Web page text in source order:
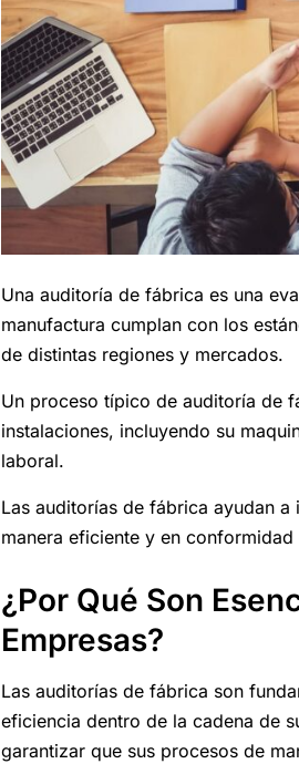
Una auditoría de fábrica es una
manufactura cumplan con los
de distintas regiones y mercados.
Un proceso típico de auditoría de
instalaciones, incluyendo su
laboral.
Las auditorías de fábrica ayudan
manera eficiente y en
¿Por Qué Son
Empresas?
Las auditorías de fábrica son
eficiencia dentro de la cadena de
garantizar que sus procesos de